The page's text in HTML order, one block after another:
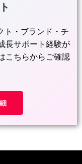
・ブランド・チ
長サポート経験が
こちらからご確認